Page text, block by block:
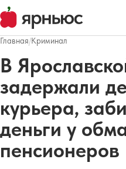
Главная/Криминал
В
задержали
курьера,
деньги у
пенсионеров